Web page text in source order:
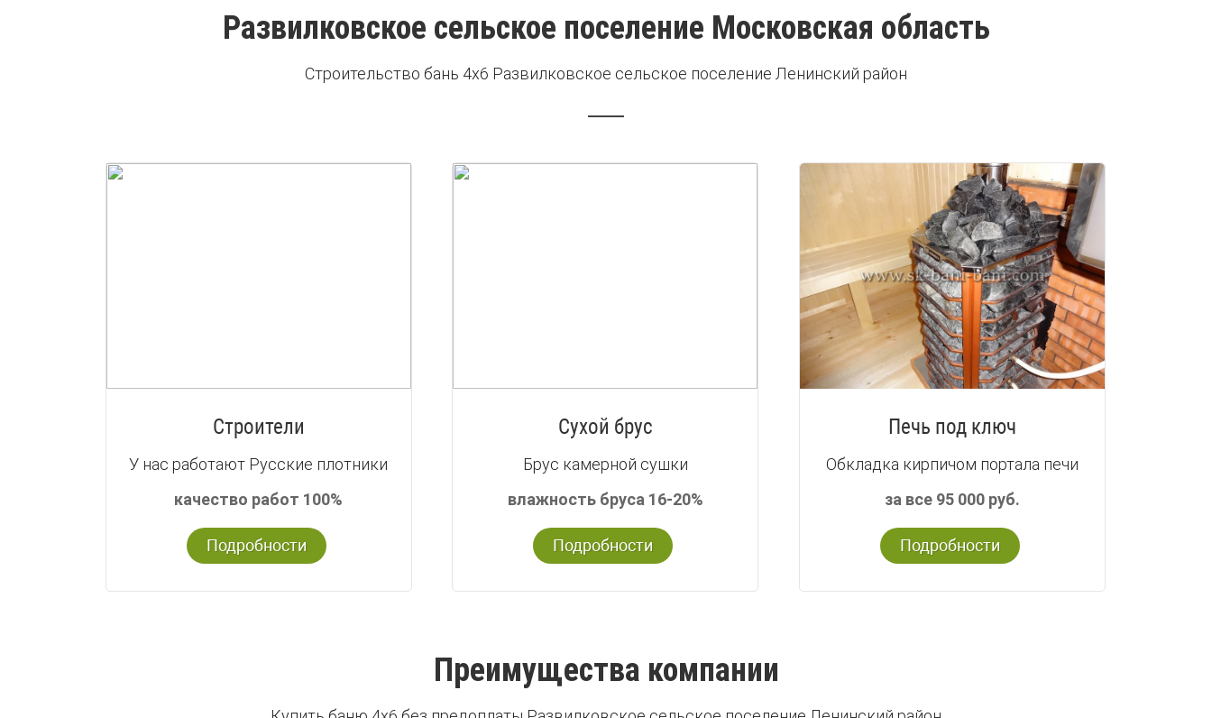
Развилковское сельское поселение Московская область
Строительство бань 4х6 Развилковское сельское поселение Ленинский район
Строители
У нас работают Русские плотники
качество работ 100%
Подробности
Сухой брус
Брус камерной сушки
влажность бруса 16-20%
Подробности
Печь под ключ
Обкладка кирпичом портала печи
за все 95 000 руб.
Подробности
Преимущества компании